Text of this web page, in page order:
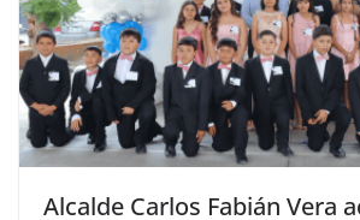
Alcalde Carlos Fabián Vera